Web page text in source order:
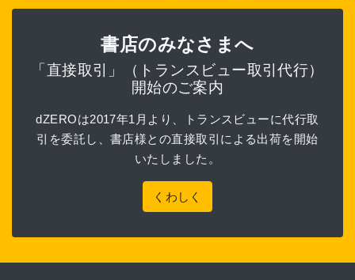
書店のみなさまへ
「直接取引」（トランスビュー取引代行）
開始のご案内
dZEROは2017年1月より、トランスビューに代行取
引を委託し、書店様との直接取引による出荷を開始
いたしました。
くわしく